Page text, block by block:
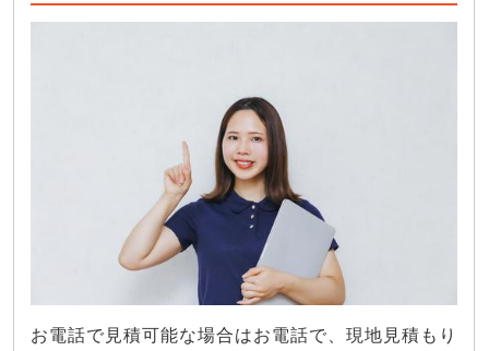
お電話で見積可能な場合はお電話で、現地見積もり